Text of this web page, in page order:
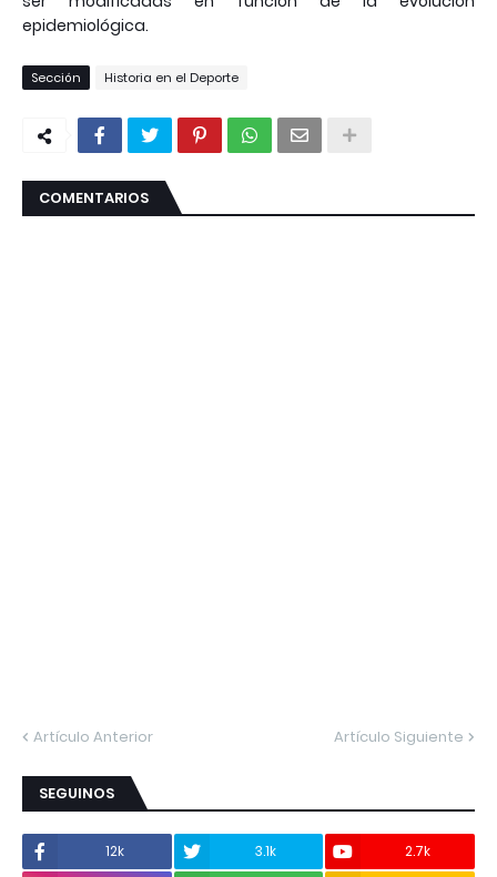
epidemiológica.
Sección Historia en el Deporte
COMENTARIOS
Artículo Anterior Artículo Siguiente
SEGUINOS
12k 3.1k
2.7k